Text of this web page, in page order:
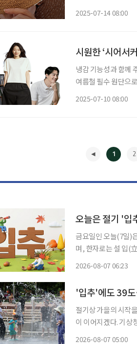
2025-07-14 08:00
시원한 ‘시어서
냉감 기능성과 함께
여름철 필수 원단으로 꼽힌다. 임승희 인덕대학교 방송뷰티학
2025-07-10 08:00
1 2
오늘은 절기 '입
금요일인 오늘(7일)
며, 한자로는 설 입(立),
2026-08-07 06:23
'입추'에도 39
절기상 가을의 시작
이 이어지겠다. 기상청에 따르면 이날 북태평양고기압의 영향으로 전국 대부분 지역의 기온
2026-08-07 05:00